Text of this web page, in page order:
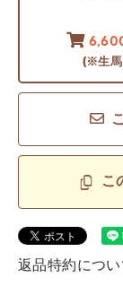
(※生馬
こ
返品特約につい